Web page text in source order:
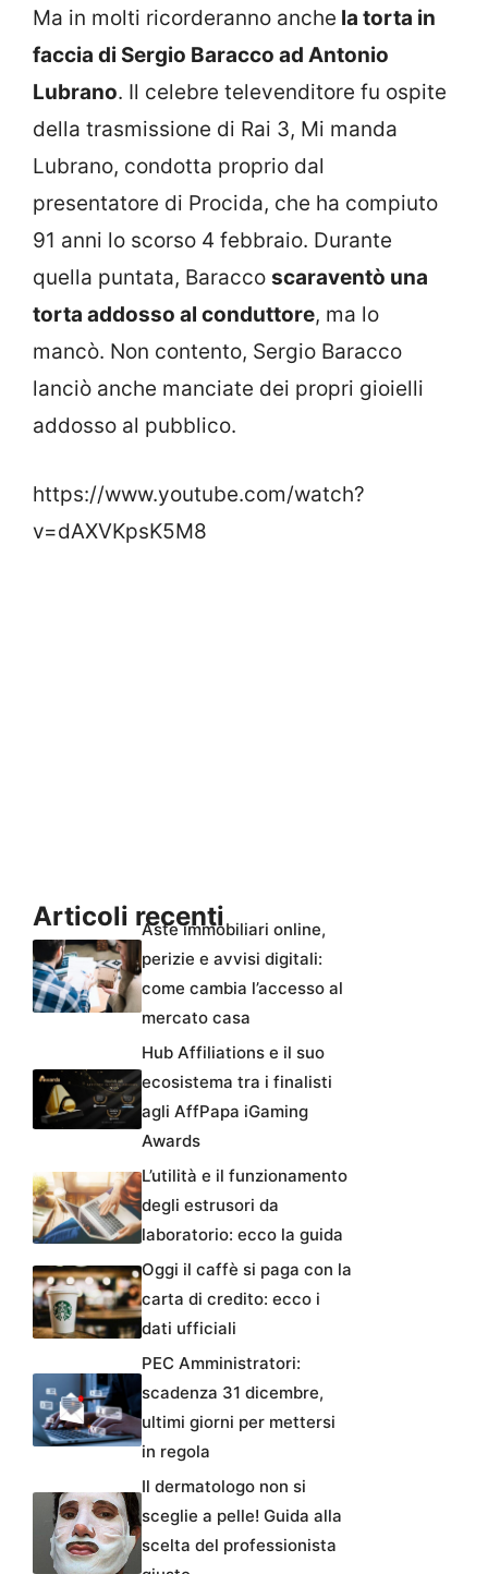
Ma in molti ricorderanno anche la torta in
faccia di Sergio Baracco ad Antonio
Lubrano. Il celebre televenditore fu ospite
della trasmissione di Rai 3, Mi manda
Lubrano, condotta proprio dal
presentatore di Procida, che ha compiuto
91 anni lo scorso 4 febbraio. Durante
quella puntata, Baracco scaraventò una
torta addosso al conduttore, ma lo
mancò. Non contento, Sergio Baracco
lanciò anche manciate dei propri gioielli
addosso al pubblico.
https://www.youtube.com/watch?
v=dAXVKpsK5M8
Articoli recentiAste immobiliari online,
perizie e avvisi digitali:
come cambia l’accesso al
mercato casa
Hub Affiliations e il suo
ecosistema tra i finalisti
agli AffPapa iGaming
Awards
L’utilità e il funzionamento
degli estrusori da
laboratorio: ecco la guida
Oggi il caffè si paga con la
carta di credito: ecco i
dati ufficiali
PEC Amministratori:
scadenza 31 dicembre,
ultimi giorni per mettersi
in regola
Il dermatologo non si
sceglie a pelle! Guida alla
scelta del professionista